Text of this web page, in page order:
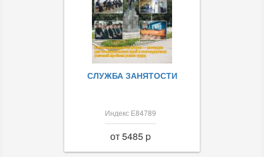
СЛУЖБА ЗАНЯТОСТИ
Индекс Е84789
от 5485 p